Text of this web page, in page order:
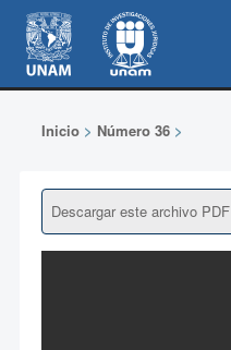
Inicio> Número 36>
Descargar este archivo PDF